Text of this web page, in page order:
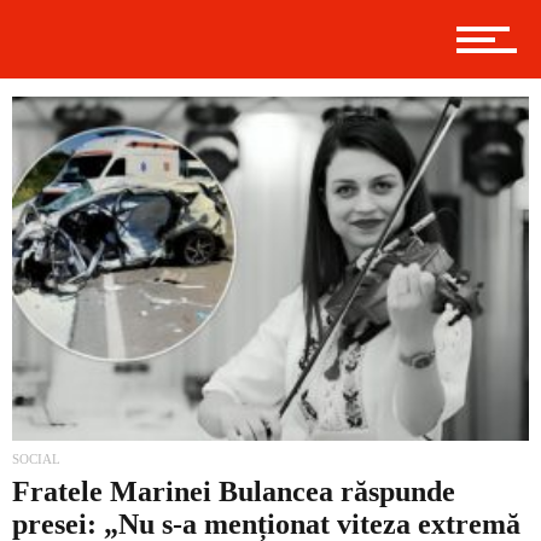
Prima
Politică
Externe
Social
SOCIAL
Fratele Marinei Bulancea răspunde
presei: „Nu s-a menționat viteza extremă